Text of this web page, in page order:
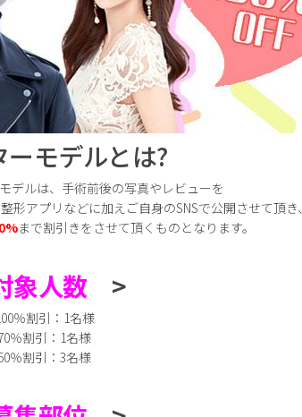
ーモデルとは?
デルは、手術前後の写真やレビューを
形アプリなどに加えご自身のSNSで公開させて頂き、
まで割引きをさせて頂くものとなります。
象人数 >
％割引：1名様
％割引：1名様
％割引：3名様